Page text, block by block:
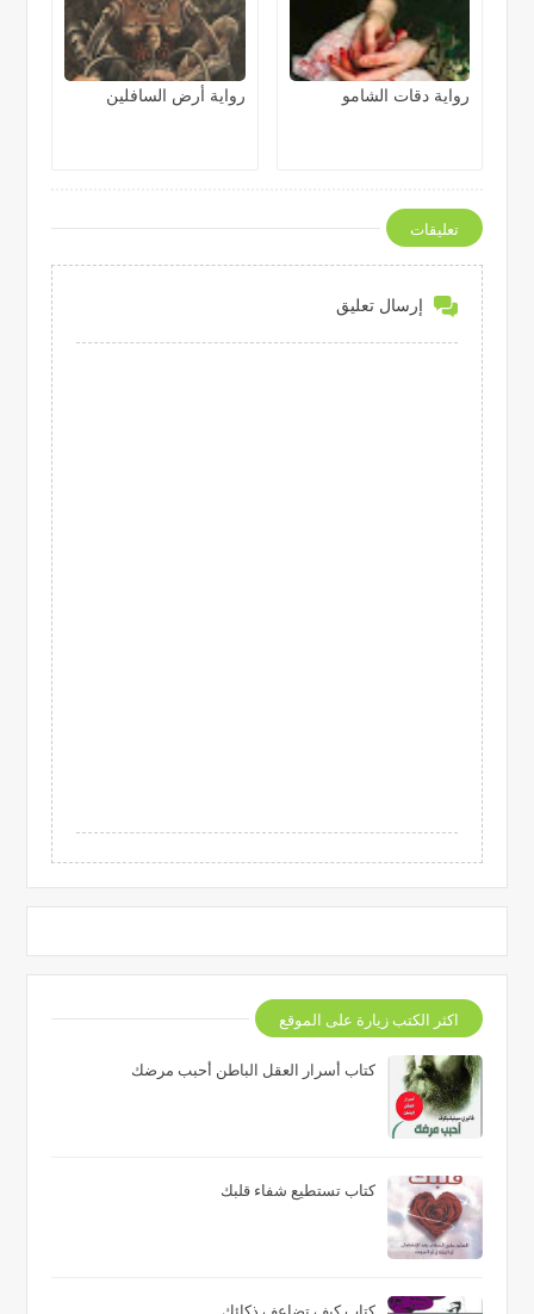
رواية دقات الشامو رواية أرض السافلين
تعليقات
إرسال تعليق
اكثر الكتب زيارة على الموقع
كتاب أسرار العقل الباطن أحبب مرضك
كتاب تستطيع شفاء قلبك